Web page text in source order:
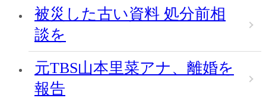
被災した古い資料 処分前相
談を
元TBS山本里菜アナ、離婚を
報告